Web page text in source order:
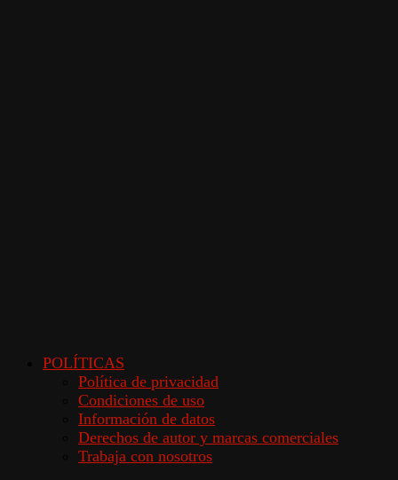
POLÍTICAS
Política de privacidad
Condiciones de uso
Información de datos
Derechos de autor y marcas comerciales
Trabaja con nosotros